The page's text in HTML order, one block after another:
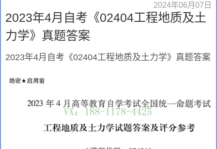
2024年06月07日
2023年4月自考《02404工程地质及土
力学》真题答案
2023年4月自考《02404工程地质及土力学》真题答案